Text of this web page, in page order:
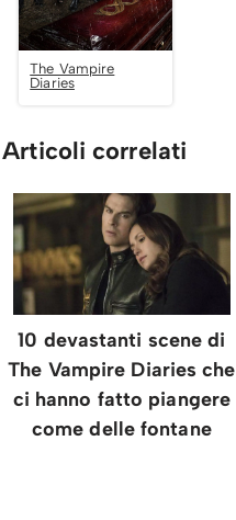
The Vampire
Diaries
Articoli correlati
10 devastanti scene di
The Vampire Diaries che
ci hanno fatto piangere
come delle fontane